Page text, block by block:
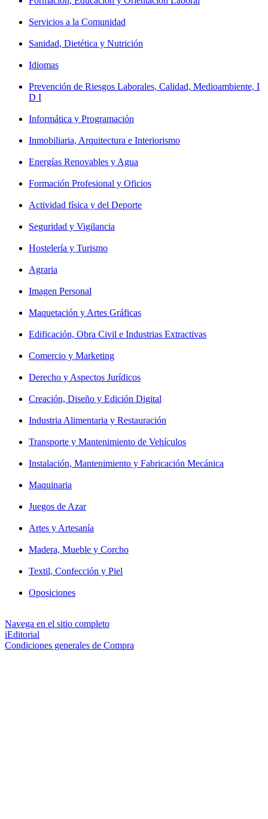
Servicios a la Comunidad
Sanidad, Dietética y Nutrición
Idiomas
Prevención de Riesgos Laborales, Calidad, Medioambiente, I
D I
Informática y Programación
Inmobiliaria, Arquitectura e Interiorismo
Energías Renovables y Agua
Formación Profesional y Oficios
Actividad física y del Deporte
Seguridad y Vigilancia
Hostelería y Turismo
Agraria
Imagen Personal
Maquetación y Artes Gráficas
Edificación, Obra Civil e Industrias Extractivas
Comercio y Marketing
Derecho y Aspectos Jurídicos
Creación, Diseño y Edición Digital
Industria Alimentaria y Restauración
Transporte y Mantenimiento de Vehículos
Instalación, Mantenimiento y Fabricación Mecánica
Maquinaria
Juegos de Azar
Artes y Artesanía
Madera, Mueble y Corcho
Textil, Confección y Piel
Oposiciones
Navega en el sitio completo
iEditorial
Condiciones generales de Compra